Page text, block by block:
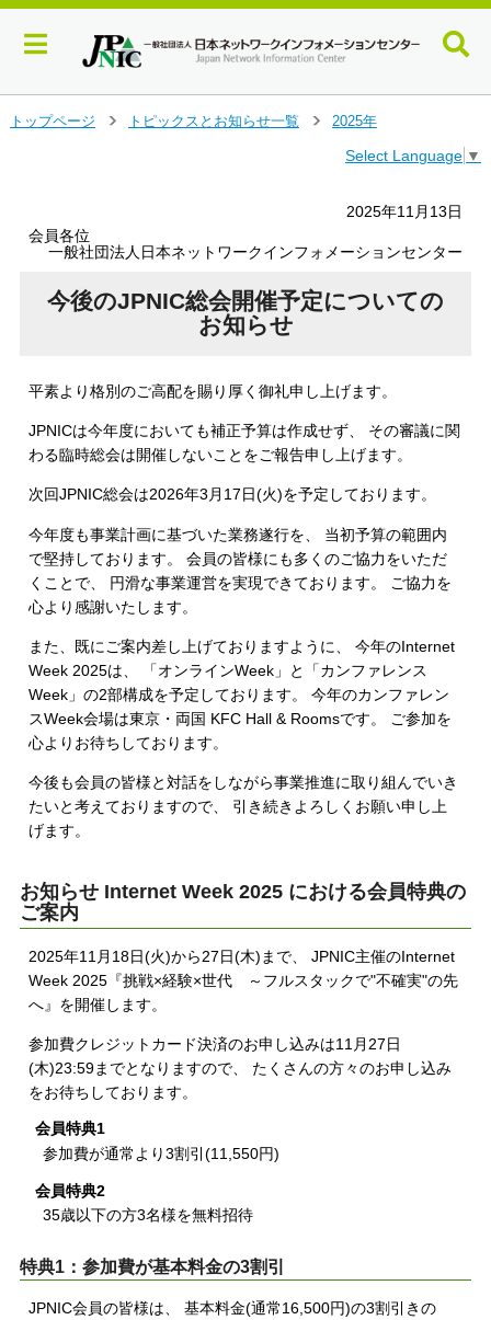
トップページ
トピックスとお知らせ一覧
2025年
Select Language ▼
2025年11月13日
会員各位
一般社団法人日本ネットワークインフォメーションセンター
今後のJPNIC総会開催予定についての
お知らせ
平素より格別のご高配を賜り厚く御礼申し上げます。
JPNICは今年度においても補正予算は作成せず、 その審議に関
わる臨時総会は開催しないことをご報告申し上げます。
次回JPNIC総会は2026年3月17日(火)を予定しております。
今年度も事業計画に基づいた業務遂行を、 当初予算の範囲内
で堅持しております。 会員の皆様にも多くのご協力をいただ
くことで、 円滑な事業運営を実現できております。 ご協力を
心より感謝いたします。
また、既にご案内差し上げておりますように、 今年のInternet
Week 2025は、 「オンラインWeek」と「カンファレンス
Week」の2部構成を予定しております。 今年のカンファレン
スWeek会場は東京・両国 KFC Hall & Roomsです。 ご参加を
心よりお待ちしております。
今後も会員の皆様と対話をしながら事業推進に取り組んでいき
たいと考えておりますので、 引き続きよろしくお願い申し上
げます。
お知らせ Internet Week 2025 における会員特典の
ご案内
2025年11月18日(火)から27日(木)まで、 JPNIC主催のInternet
Week 2025『挑戦×経験×世代 ～フルスタックで"不確実"の先
へ』を開催します。
参加費クレジットカード決済のお申し込みは11月27日
(木)23:59までとなりますので、 たくさんの方々のお申し込み
をお待ちしております。
会員特典1
参加費が通常より3割引(11,550円)
会員特典2
35歳以下の方3名様を無料招待
特典1：参加費が基本料金の3割引
JPNIC会員の皆様は、 基本料金(通常16,500円)の3割引きの